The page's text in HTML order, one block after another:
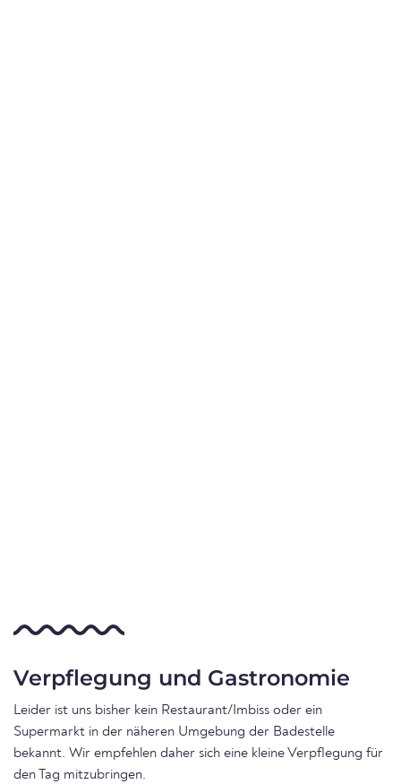
Verpflegung und Gastronomie
Leider ist uns bisher kein Restaurant/Imbiss oder ein
Supermarkt in der näheren Umgebung der Badestelle
bekannt. Wir empfehlen daher sich eine kleine Verpflegung für
den Tag mitzubringen.